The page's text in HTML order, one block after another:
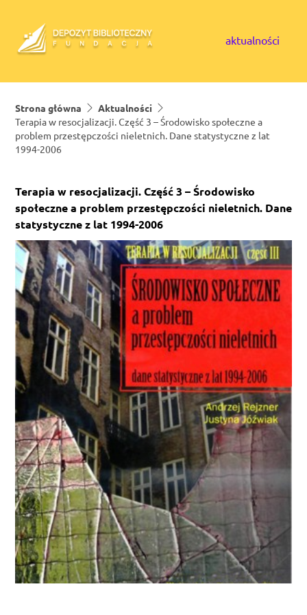
aktualności
Strona główna
Aktualności
Terapia w resocjalizacji. Część 3 – Środowisko społeczne a
problem przestępczości nieletnich. Dane statystyczne z lat
1994-2006
Terapia w resocjalizacji. Część 3 – Środowisko
społeczne a problem przestępczości nieletnich. Dane
statystyczne z lat 1994-2006